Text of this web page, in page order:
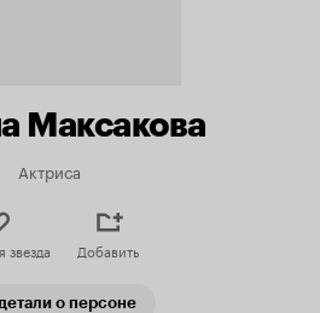
Максакова
Актриса
Добавить
о персоне